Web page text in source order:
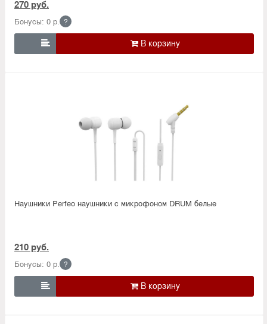
270 руб.
Бонусы: 0 р. ?

Наушники Perfeo наушники c микрофоном DRUM белые
210 руб.
Бонусы: 0 р. ?
